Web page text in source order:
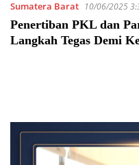
Sumatera Barat 10/06/2025
Penertiban PKL dan
Langkah Tegas Demi